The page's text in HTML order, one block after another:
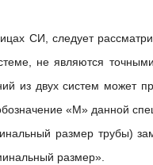
СИ, следует
не являются
из двух систем может
«М» данной
размер трубы)
размер».